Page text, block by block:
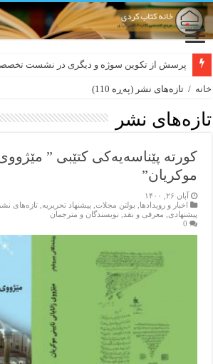
لەسەر کێشی ڕوباعی و به نەغمەی قەڵەمی
خانه / تازەهای نشر (پەڕە 110)
تازەهای نشر
کورتە پێناسەیەکی کتێبی ” مێژووی
موکریان”
آبان ۲۶, ۱۴۰۰
اخبار و رویدادها
بولتن مجلات پیشنهاد تحریریه ,تازەهای نشر
پیشنهادی
معرفی و نقد
نویسندگان و مترجمان
0